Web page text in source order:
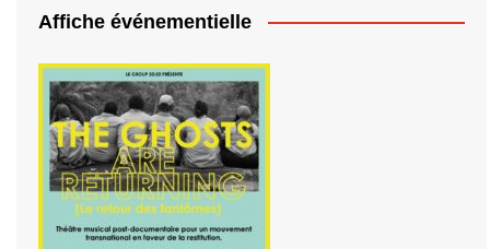
Affiche événementielle